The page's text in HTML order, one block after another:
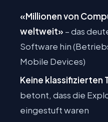
«Millionen von
weltweit» – das
Software hin
Mobile Devices)
Keine klassifizierten
betont, dass die
eingestuft waren